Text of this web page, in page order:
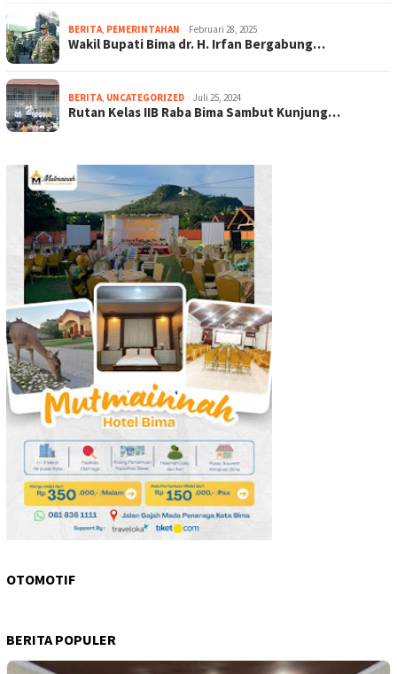
BERITA, PEMERINTAHAN Februari 28, 2025
Wakil Bupati Bima dr. H. Irfan Bergabung…
BERITA, UNCATEGORIZED Juli 25, 2024
Rutan Kelas IIB Raba Bima Sambut Kunjung…
OTOMOTIF
BERITA POPULER